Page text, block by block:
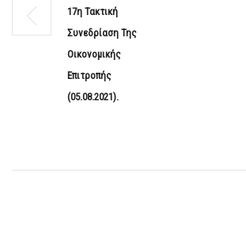
17η Τακτική
Συνεδρίαση Της
Οικονομικής
Επιτροπής
(05.08.2021).